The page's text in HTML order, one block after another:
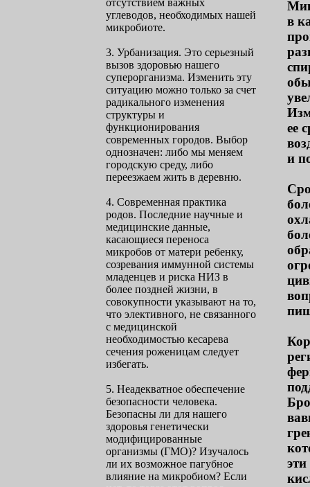
отсутствием важных
углеводов, необходимых нашей
микробиоте.
3. Урбанизация. Это серьезный
вызов здоровью нашего
суперорганизма. Изменить эту
ситуацию можно только за счет
радикального изменения
структуры и
функционирования
современных городов. Выбор
однозначен: либо мы меняем
городскую среду, либо
переезжаем жить в деревню.
4. Современная практика
родов. Последние научные и
медицинские данные,
касающиеся переноса
микробов от матери ребенку,
созревания иммунной системы
младенцев и риска НИЗ в
более поздней жизни, в
совокупности указывают на то,
что элективного, не связанного
с медицинской
необходимостью кесарева
сечения роженицам следует
избегать.
5. Неадекватное обеспечение
безопасности человека.
Безопасны ли для нашего
здоровья генетически
модифицированные
организмы (ГМО)? Изучалось
ли их возможное пагубное
влияние на микробиом? Если
в
ее
и